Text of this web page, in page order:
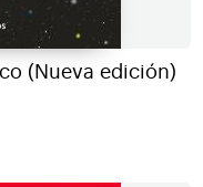
(Nueva edición)